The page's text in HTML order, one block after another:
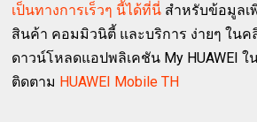
เป็นทางการเร็วๆ นี้ได้ที่นี่ สำหรับข้อมูลเ
สินค้า คอมมิวนิตี้ และบริการ ง่ายๆ ในคลิ
ดาวน์โหลดแอปพลิเคชัน My HUAWEI ใ
ติดตาม HUAWEI Mobile TH